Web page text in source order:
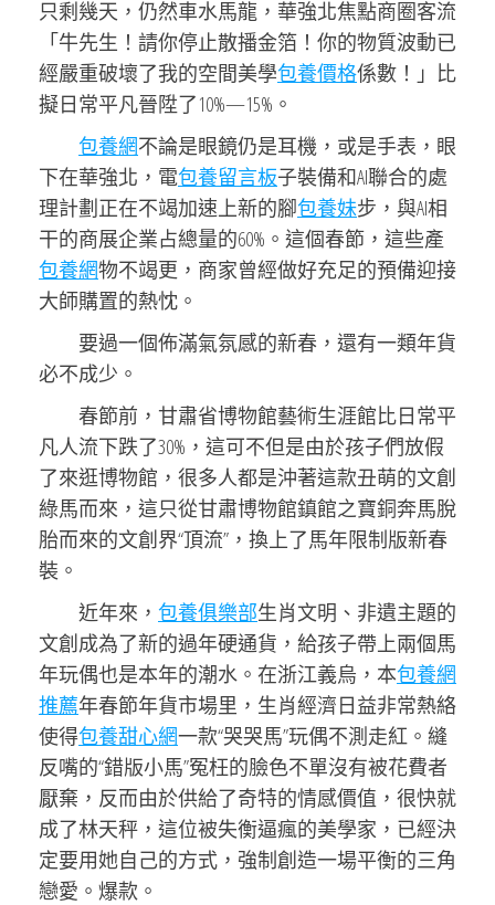
只剩幾天，仍然車水馬龍，華強北焦點商圈客流
「牛先生！請你停止散播金箔！你的物質波動已
經嚴重破壞了我的空間美學包養價格係數！」比
擬日常平凡晉陞了10%—15%。
包養網不論是眼鏡仍是耳機，或是手表，眼
下在華強北，電包養留言板子裝備和AI聯合的處
理計劃正在不竭加速上新的腳包養妹步，與AI相
干的商展企業占總量的60%。這個春節，這些產
包養網物不竭更，商家曾經做好充足的預備迎接
大師購置的熱忱。
要過一個佈滿氣氛感的新春，還有一類年貨
必不成少。
春節前，甘肅省博物館藝術生涯館比日常平
凡人流下跌了30%，這可不但是由於孩子們放假
了來逛博物館，很多人都是沖著這款丑萌的文創
綠馬而來，這只從甘肅博物館鎮館之寶銅奔馬脫
胎而來的文創界“頂流”，換上了馬年限制版新春
裝。
近年來， 包養俱樂部生肖文明、非遺主題的
文創成為了新的過年硬通貨，給孩子帶上兩個馬
年玩偶也是本年的潮水。在浙江義烏，本包養網
推薦年春節年貨市場里，生肖經濟日益非常熱絡
使得包養甜心網一款“哭哭馬”玩偶不測走紅。縫
反嘴的“錯版小馬”冤枉的臉色不單沒有被花費者
厭棄，反而由於供給了奇特的情感價值，很快就
成了林天秤，這位被失衡逼瘋的美學家，已經決
定要用她自己的方式，強制創造一場平衡的三角
戀愛。爆款。